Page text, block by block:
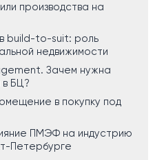
производства на
build-to-suit: роль
недвижимости
Зачем нужна
БЦ?
в покупку под
ПМЭФ на индустрию
Петербурге